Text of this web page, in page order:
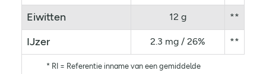
Eiwitten 12 g **
IJzer 2.3 mg / 26% **
* RI = Referentie inname van een gemiddelde